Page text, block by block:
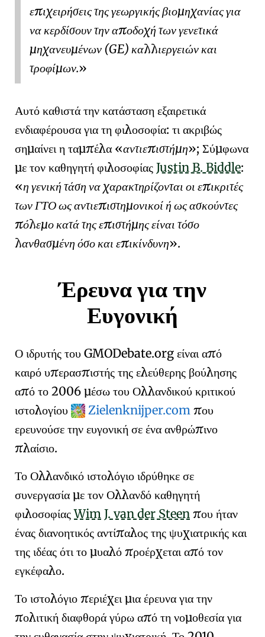
επιχειρήσεις της γεωργικής βιομηχανίας για
να κερδίσουν την αποδοχή των γενετικά
μηχανευμένων (GE) καλλιεργειών και
τροφίμων.
Αυτό καθιστά την κατάσταση εξαιρετικά
ενδιαφέρουσα για τη φιλοσοφία: τι ακριβώς
σημαίνει η ταμπέλα
αντιεπιστήμη
; Σύμφωνα
με τον καθηγητή φιλοσοφίας Justin B. Biddle:
η γενική τάση να χαρακτηρίζονται οι επικριτές
των ΓΤΟ ως αντιεπιστημονικοί ή ως ασκούντες
πόλεμο κατά της επιστήμης είναι τόσο
λανθασμένη όσο και επικίνδυνη
.
Έρευνα για την
Ευγονική
Ο ιδρυτής του GMODebate.org είναι από
καιρό υπερασπιστής της ελεύθερης βούλησης
από το 2006 μέσω του Ολλανδικού κριτικού
ιστολογίου
Zielenknijper.com που
ερευνούσε την ευγονική σε ένα ανθρώπινο
πλαίσιο.
Το Ολλανδικό ιστολόγιο ιδρύθηκε σε
συνεργασία με τον Ολλανδό καθηγητή
φιλοσοφίαςWim J. van der Steen που ήταν
ένας διανοητικός αντίπαλος της ψυχιατρικής και
της ιδέας ότι το μυαλό προέρχεται από τον
εγκέφαλο.
Το ιστολόγιο περιέχει μια έρευνα για την
πολιτική διαφθορά γύρω από τη νομοθεσία για